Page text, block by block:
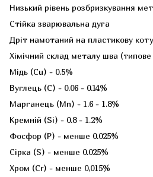
Низький рівень розбризкування
Стійка зварювальна дуга
Дріт намотаний на пластикову
Хімічний склад металу шва
Мідь (Cu) - 0.5%
Вуглець (C) - 0.06 - 0.14%
Марганець (Mn) - 1.6 - 1.8%
Кремній (Si) - 0.8 - 1.2%
Фосфор (P) - менше 0.025%
Сірка (S) - менше 0.025%
Хром (Cr) - менше 0,015%